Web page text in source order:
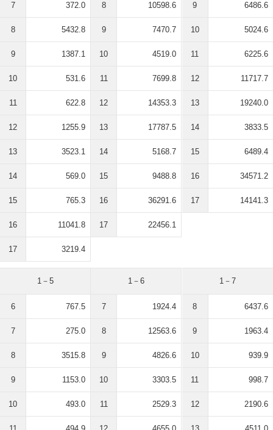
7 372.0
8 5432.8
9 1387.1
10 531.6
11 622.8
12 1255.9
13 3523.1
14 569.0
15 765.3
16 11041.8
17 3219.4
8 10598.6
9 7470.7
10 4519.0
11 7699.8
12 14353.3
13 17787.5
14 5168.7
15 9488.8
16 36291.6
17 22456.1
9 6486.6
10 5024.6
11 6225.6
12 11717.7
13 19240.0
14 3833.5
15 6489.4
16 34571.2
17 14141.3
1－5
6 767.5
7 275.0
8 3515.8
9 1153.0
10 493.0
1－6
7 1924.4
8 12563.6
9 4826.6
10 3303.5
11 2529.3
1－7
8 6437.6
9 1963.4
10 939.9
11 998.7
12 2190.6